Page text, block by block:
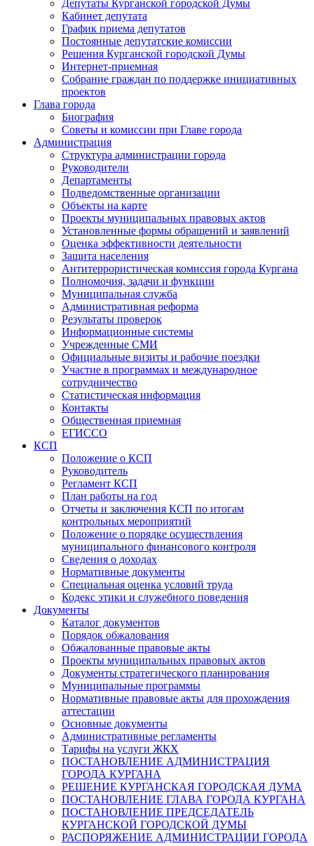
Депутаты Курганской городской Думы
Кабинет депутата
График приема депутатов
Постоянные депутатские комиссии
Решения Курганской городской Думы
Интернет-приемная
Собрание граждан по поддержке инициативных
проектов
Глава города
Биография
Советы и комиссии при Главе города
Администрация
Структура администрации города
Руководители
Департаменты
Подведомственные организации
Объекты на карте
Проекты муниципальных правовых актов
Установленные формы обращений и заявлений
Оценка эффективности деятельности
Защита населения
Антитеррористическая комиссия города Кургана
Полномочия, задачи и функции
Муниципальная служба
Административная реформа
Результаты проверок
Информационные системы
Учрежденные СМИ
Официальные визиты и рабочие поездки
Участие в программах и международное
сотрудничество
Статистическая информация
Контакты
Общественная приемная
ЕГИССО
КСП
Положение о КСП
Руководитель
Регламент КСП
План работы на год
Отчеты и заключения КСП по итогам
контрольных мероприятий
Положение о порядке осуществления
муниципального финансового контроля
Сведения о доходах
Нормативные документы
Специальная оценка условий труда
Кодекс этики и служебного поведения
Документы
Каталог документов
Порядок обжалования
Обжалованные правовые акты
Проекты муниципальных правовых актов
Документы стратегического планирования
Муниципальные программы
Нормативные правовые акты для прохождения
аттестации
Основные документы
Административные регламенты
Тарифы на услуги ЖКХ
ПОСТАНОВЛЕНИЕ АДМИНИСТРАЦИЯ
ГОРОДА КУРГАНА
РЕШЕНИЕ КУРГАНСКАЯ ГОРОДСКАЯ ДУМА
ПОСТАНОВЛЕНИЕ ГЛАВА ГОРОДА КУРГАНА
ПОСТАНОВЛЕНИЕ ПРЕДСЕДАТЕЛЬ
КУРГАНСКОЙ ГОРОДСКОЙ ДУМЫ
РАСПОРЯЖЕНИЕ АДМИНИСТРАЦИИ ГОРОДА